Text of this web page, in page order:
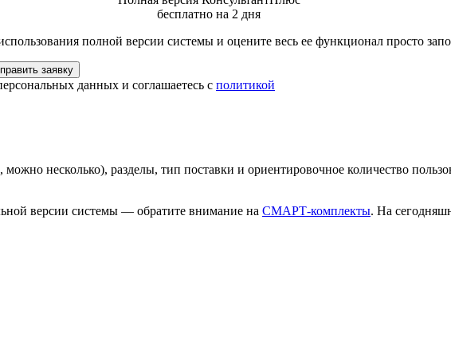
бесплатно на 2 дня
полной версии системы и оцените весь ее функционал просто
заявку
данных и соглашаетесь с политикой
несколько), разделы, тип поставки и ориентировочное количество
версии системы — обратите внимание на СМАРТ-комплекты. На